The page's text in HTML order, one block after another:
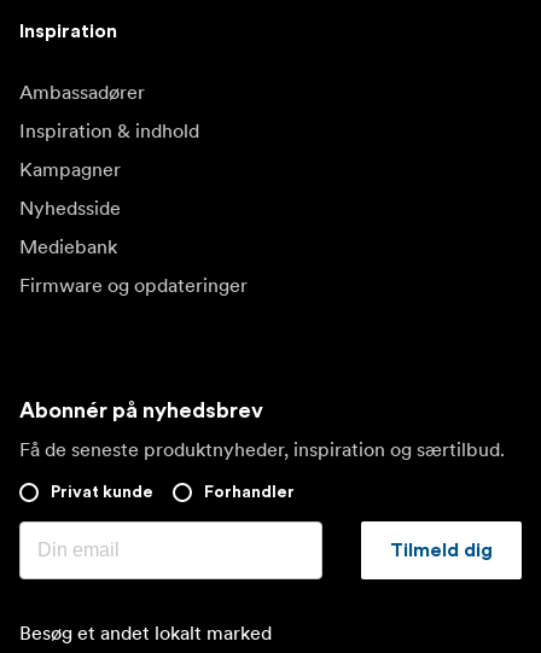
Inspiration
Ambassadører
Inspiration & indhold
Kampagner
Nyhedsside
Mediebank
Firmware og opdateringer
Abonnér på nyhedsbrev
Få de seneste produktnyheder, inspiration og særtilbud.
Privat kunde Forhandler
Tilmeld dig
Besøg et andet lokalt marked